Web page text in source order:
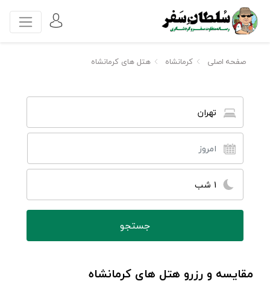
صفحه اصلی کرمانشاه هتل های کرمانشاه
تهران
1 شب
مقایسه و رزرو هتل های کرمانشاه